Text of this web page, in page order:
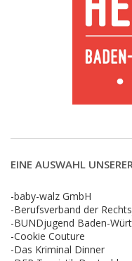
EINE AUSWAHL
-baby-walz GmbH
-Berufsverband der
-BUNDjugend Baden-
-Cookie Couture
-Das Kriminal Dinner